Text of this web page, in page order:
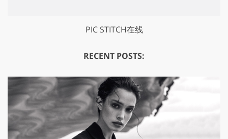
PIC STITCH在线
RECENT POSTS: